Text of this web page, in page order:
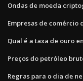
Ondas de moeda
Empresas de comércio
Qual é a taxa de ouro
Preços do petróleo
Regras para o dia de